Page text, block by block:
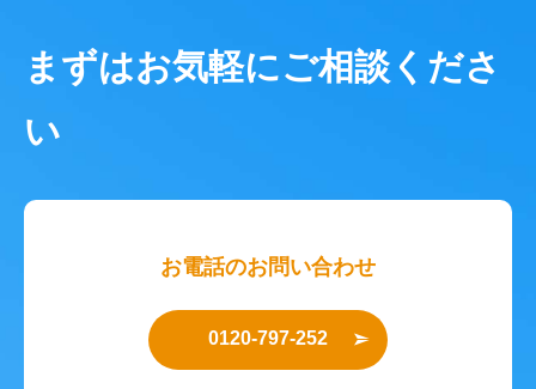
まずはお気軽にご相談くださ
い
お電話のお問い合わせ
0120-797-252